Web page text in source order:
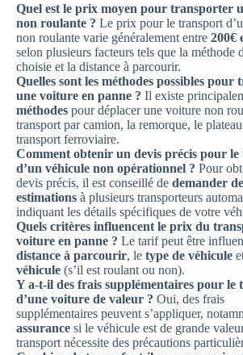
Quel est le prix moyen pour transporter
non roulante ? Le prix pour le transport
non roulante varie généralement entre 200€
selon plusieurs facteurs tels que la méthode
choisie et la distance à parcourir.
Quelles sont les méthodes possibles pour
une voiture en panne ? Il existe
méthodes pour déplacer une voiture non
transport par camion, la remorque, le
transport ferroviaire.
Comment obtenir un devis précis pour
d’un véhicule non opérationnel ? Pour
devis précis, il est conseillé de demander
estimations à plusieurs transporteurs
indiquant les détails spécifiques de votre
Quels critères influencent le prix du
voiture en panne ? Le tarif peut être
distance à parcourir, le type de véhicule
véhicule (s’il est roulant ou non).
Y a-t-il des frais supplémentaires pour le
d’une voiture de valeur ? Oui, des frais
supplémentaires peuvent s’appliquer,
assurance si le véhicule est de grande
transport nécessite des précautions